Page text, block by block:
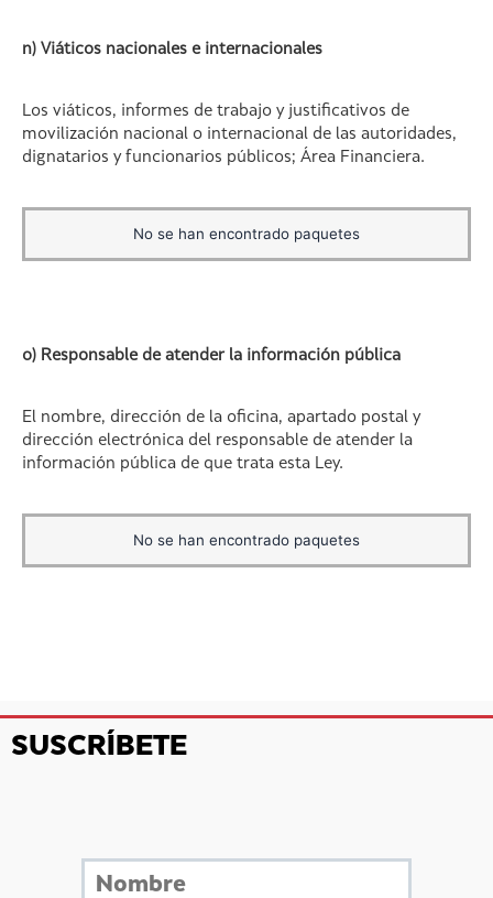
n) Viáticos nacionales e internacionales
Los viáticos, informes de trabajo y justificativos de
movilización nacional o internacional de las autoridades,
dignatarios y funcionarios públicos; Área Financiera.
No se han encontrado paquetes
o) Responsable de atender la información pública
El nombre, dirección de la oficina, apartado postal y
dirección electrónica del responsable de atender la
información pública de que trata esta Ley.
No se han encontrado paquetes
SUSCRÍBETE